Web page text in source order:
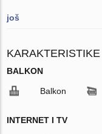
još
KARAKTERISTIKE
BALKON
Balkon
INTERNET I TV